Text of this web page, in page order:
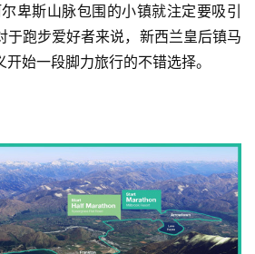
卑斯山脉包围的小镇就注定要吸引
于跑步爱好者来说，新西兰皇后镇马
始一段脚力旅行的不错选择。